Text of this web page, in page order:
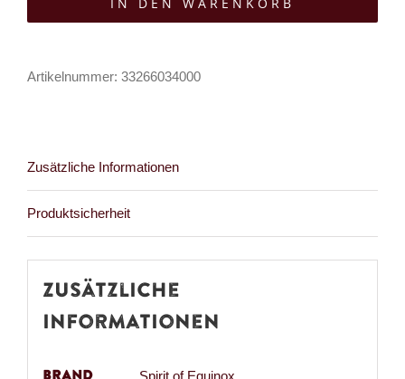
Equinox
IN DEN WARENKORB
Artikelnummer: 33266034000
Zusätzliche Informationen
Produktsicherheit
Zusätzliche
Informationen
Spirit of Equinox